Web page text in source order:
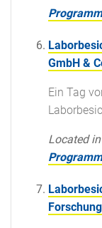
GmbH &
Ein Tag
Located in